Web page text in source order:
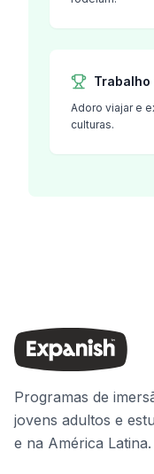
Adoro viajar e
culturas.
Programas de
jovens adultos e
e na América Latina.